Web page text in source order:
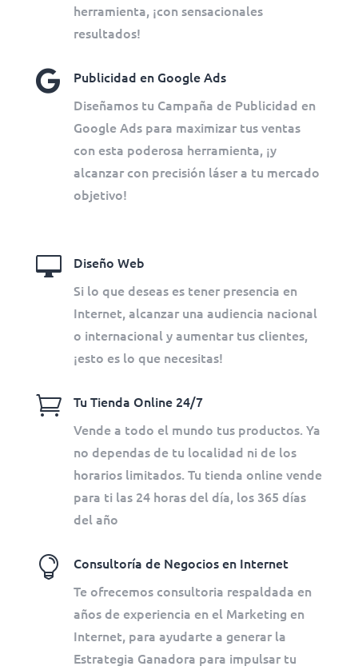
herramienta, ¡con sensacionales
resultados!

Publicidad en Google Ads
Diseñamos tu Campaña de Publicidad en
Google Ads para maximizar tus ventas
con esta poderosa herramienta, ¡y
alcanzar con precisión láser a tu mercado
objetivo!

Diseño Web
Si lo que deseas es tener presencia en
Internet, alcanzar una audiencia nacional
o internacional y aumentar tus clientes,
¡esto es lo que necesitas!

Tu Tienda Online 24/7
Vende a todo el mundo tus productos. Ya
no dependas de tu localidad ni de los
horarios limitados. Tu tienda online vende
para ti las 24 horas del día, los 365 días
del año

Consultoría de Negocios en Internet
Te ofrecemos consultoria respaldada en
años de experiencia en el Marketing en
Internet, para ayudarte a generar la
Estrategia Ganadora para impulsar tu